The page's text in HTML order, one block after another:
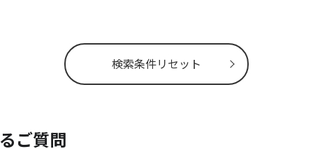
検索条件リセット
ご質問